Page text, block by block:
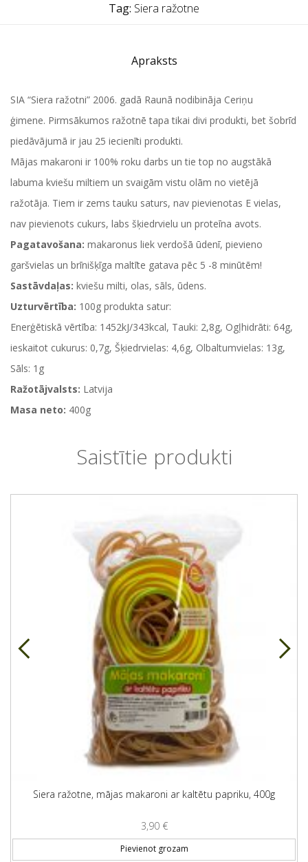
Tag: Siera ražotne
Apraksts
SIA “Siera ražotni” 2006. gadā Raunā nodibināja Ceriņu
ģimene. Pirmsākumos ražotnē tapa tikai divi produkti, bet šobrīd
piedāvājumā ir jau 25 iecienīti produkti.
Mājas makaroni ir 100% roku darbs un tie top no augstākā
labuma kviešu miltiem un svaigām vistu olām no vietējā
ražotāja. Tiem ir zems tauku saturs, nav pievienotas E vielas,
nav pievienots cukurs, labs šķiedrvielu un proteīna avots.
Pagatavošana: makaronus liek verdošā ūdenī, pievieno
garšvielas un brīnišķīga maltīte gatava pēc 5 -8 minūtēm!
Sastāvdaļas: kviešu milti, olas, sāls, ūdens.
Uzturvērtība: 100g produkta satur:
Enerģētiskā vērtība: 1452kJ/343kcal, Tauki: 2,8g, Ogļhidrāti: 64g,
ieskaitot cukurus: 0,7g, Šķiedrvielas: 4,6g, Olbaltumvielas: 13g,
Sāls: 1g
Ražotājvalsts: Latvija
Masa neto: 400g
Saistītie produkti
Siera ražotne, mājas makaroni ar kaltētu papriku, 400g
3,90 €
Pievienot grozam